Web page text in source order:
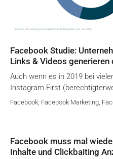
Facebook Studie:
Links & Videos
Auch wenn es in 2019 bei
Instagram First
Facebook Facebook Marketing
Facebook muss mal
Inhalte und Clickbaiting